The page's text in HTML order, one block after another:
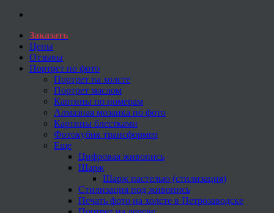
Заказать
Цены
Отзывы
Портрет по фото
Портрет на холсте
Портрет маслом
Картины по номерам
Алмазная мозаика по фото
Картины блестками
Фотокубик трансформер
Еще
Цифровая живопись
Шарж
Шарж пастелью (стилизация)
Стилизация под живопись
Печать фото на холсте в Петрозаводске